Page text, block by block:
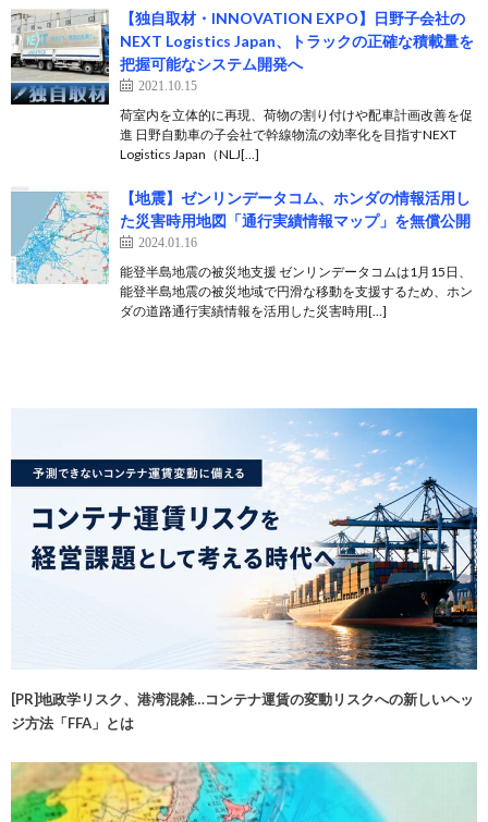
【独自取材・INNOVATION EXPO】日野子会社の
NEXT Logistics Japan、トラックの正確な積載量を
把握可能なシステム開発へ
2021.10.15
荷室内を立体的に再現、荷物の割り付けや配車計画改善を促
進 日野自動車の子会社で幹線物流の効率化を目指すNEXT
Logistics Japan（NLJ[…]
【地震】ゼンリンデータコム、ホンダの情報活用し
た災害時用地図「通行実績情報マップ」を無償公開
2024.01.16
能登半島地震の被災地支援 ゼンリンデータコムは1月15日、
能登半島地震の被災地域で円滑な移動を支援するため、ホン
ダの道路通行実績情報を活用した災害時用[…]
[PR]地政学リスク、港湾混雑…コンテナ運賃の変動リスクへの新しいヘッ
ジ方法「FFA」とは